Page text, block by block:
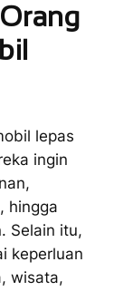
lepas
ingin
hingga
Selain itu,
keperluan
wisata,